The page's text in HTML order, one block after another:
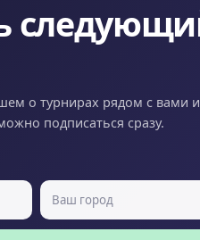
о турнирах рядом с вами
подписаться сразу.